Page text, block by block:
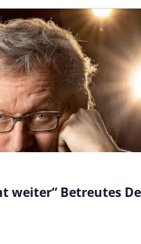
weiter“ Betreutes